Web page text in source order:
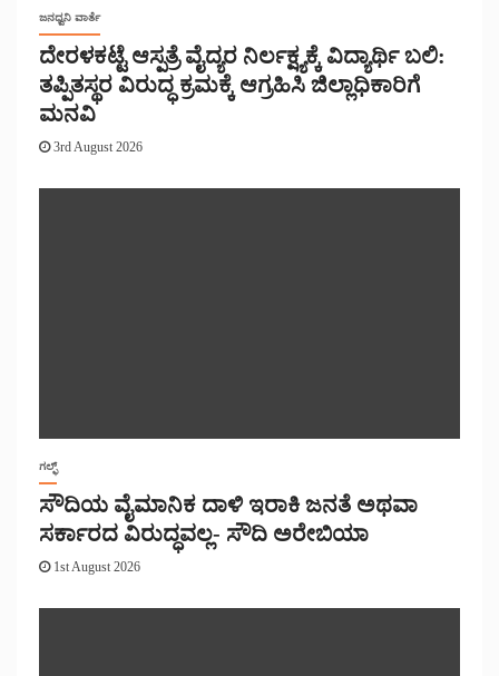
ಜನಧ್ವನಿ ವಾರ್ತೆ
ದೇರಳಕಟ್ಟೆ ಆಸ್ಪತ್ರೆ ವೈದ್ಯರ ನಿರ್ಲಕ್ಷ್ಯಕ್ಕೆ ವಿದ್ಯಾರ್ಥಿ ಬಲಿ:
ತಪ್ಪಿತಸ್ಥರ ವಿರುದ್ಧ ಕ್ರಮಕ್ಕೆ ಆಗ್ರಹಿಸಿ ಜಿಲ್ಲಾಧಿಕಾರಿಗೆ
ಮನವಿ
3rd August 2026
ಗಲ್ಫ್
ಸೌದಿಯ ವೈಮಾನಿಕ ದಾಳಿ ಇರಾಕಿ ಜನತೆ ಅಥವಾ
ಸರ್ಕಾರದ ವಿರುದ್ಧವಲ್ಲ- ಸೌದಿ ಅರೇಬಿಯಾ
1st August 2026